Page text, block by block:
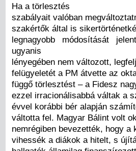
Ha a törlesztés
szabályait valóban
szakértők által is
legnagyobb módosítását
ugyanis
lényegében nem változott,
felügyeletét a PM átvette az
függő törlesztést – a Fidesz
ezzel irracionálisabbá váltak a
évvel korábbi bér alapján
váltotta fel. Magyar Bálint volt
nemrégiben bevezették, hogy
vihessék a diákok a hitelt, s